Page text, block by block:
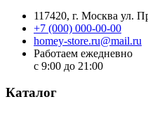
117420, г. Москва ул.
+7 (000) 000-00-00
homey-store.ru@mail.ru
Работаем ежедневно
с 9:00 до 21:00
Каталог